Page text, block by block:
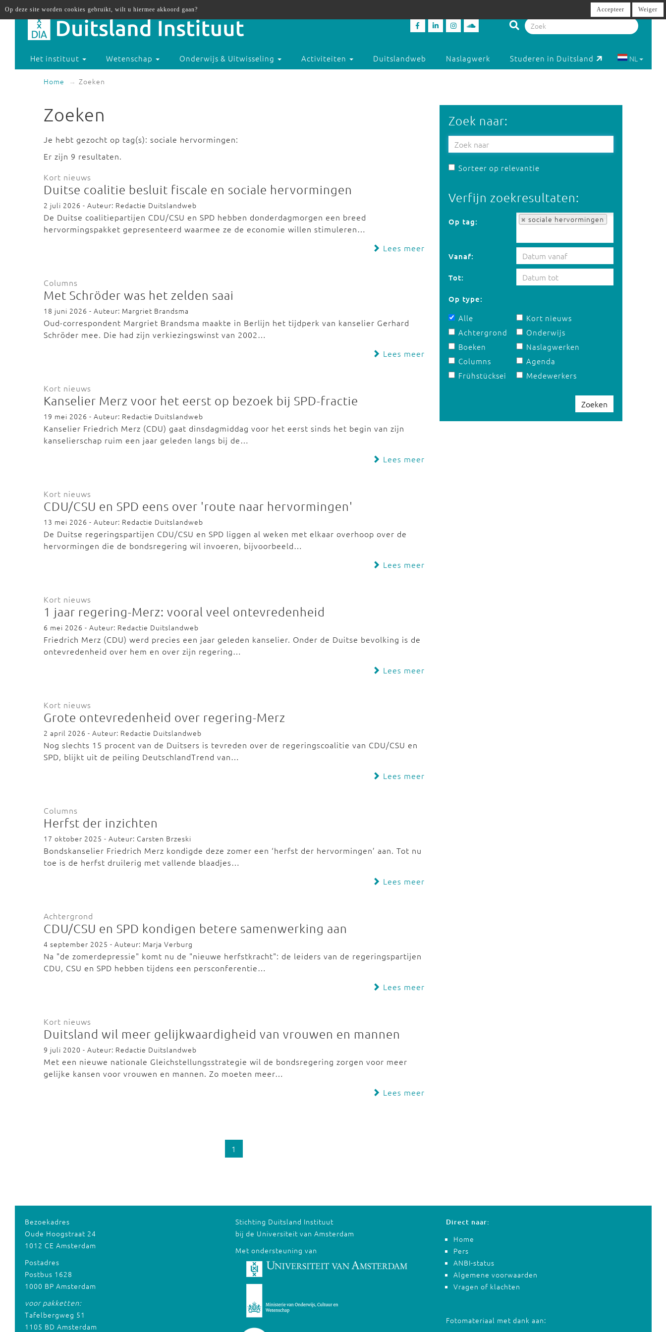
Het instituut Wetenschap Onderwijs & Uitwisseling Activiteiten Duitslandweb Naslagwerk Studeren in Duitsland NL
Home Zoeken
Zoeken
Je hebt gezocht op tag(s): sociale hervormingen:
Er zijn 9 resultaten.
Kort nieuws
Duitse coalitie besluit fiscale en sociale hervormingen
2 juli 2026 - Auteur: Redactie Duitslandweb
De Duitse coalitiepartijen CDU/CSU en SPD hebben donderdagmorgen een breed
hervormingspakket gepresenteerd waarmee ze de economie willen stimuleren…
Lees meer
Columns
Met Schröder was het zelden saai
18 juni 2026 - Auteur: Margriet Brandsma
Oud-correspondent Margriet Brandsma maakte in Berlijn het tijdperk van kanselier Gerhard
Schröder mee. Die had zijn verkiezingswinst van 2002…
Lees meer
Kort nieuws
Kanselier Merz voor het eerst op bezoek bij SPD-fractie
19 mei 2026 - Auteur: Redactie Duitslandweb
Kanselier Friedrich Merz (CDU) gaat dinsdagmiddag voor het eerst sinds het begin van zijn
kanselierschap ruim een jaar geleden langs bij de…
Lees meer
Kort nieuws
CDU/CSU en SPD eens over 'route naar hervormingen'
13 mei 2026 - Auteur: Redactie Duitslandweb
De Duitse regeringspartijen CDU/CSU en SPD liggen al weken met elkaar overhoop over de
hervormingen die de bondsregering wil invoeren, bijvoorbeeld…
Lees meer
Kort nieuws
1 jaar regering-Merz: vooral veel ontevredenheid
6 mei 2026 - Auteur: Redactie Duitslandweb
Friedrich Merz (CDU) werd precies een jaar geleden kanselier. Onder de Duitse bevolking is de
ontevredenheid over hem en over zijn regering…
Lees meer
Kort nieuws
Grote ontevredenheid over regering-Merz
2 april 2026 - Auteur: Redactie Duitslandweb
Nog slechts 15 procent van de Duitsers is tevreden over de regeringscoalitie van CDU/CSU en
SPD, blijkt uit de peiling DeutschlandTrend van…
Lees meer
Columns
Herfst der inzichten
17 oktober 2025 - Auteur: Carsten Brzeski
Bondskanselier Friedrich Merz kondigde deze zomer een ‘herfst der hervormingen’ aan. Tot nu
toe is de herfst druilerig met vallende blaadjes…
Lees meer
Achtergrond
CDU/CSU en SPD kondigen betere samenwerking aan
4 september 2025 - Auteur: Marja Verburg
Na "de zomerdepressie" komt nu de "nieuwe herfstkracht": de leiders van de regeringspartijen
CDU, CSU en SPD hebben tijdens een persconferentie…
Lees meer
Kort nieuws
Duitsland wil meer gelijkwaardigheid van vrouwen en mannen
9 juli 2020 - Auteur: Redactie Duitslandweb
Met een nieuwe nationale Gleichstellungsstrategie wil de bondsregering zorgen voor meer
gelijke kansen voor vrouwen en mannen. Zo moeten meer…
Lees meer
1
Zoek naar:
Sorteer op relevantie
Verfijn zoekresultaten:
Op tag: sociale hervormingen
Op tag:
Vanaf:
Tot:
Op type:
Alle
Achtergrond
Boeken
Columns
Frühstücksei
Kort nieuws
Onderwijs
Naslagwerken
Agenda
Medewerkers
Zoeken
Bezoekadres
Oude Hoogstraat 24
1012 CE Amsterdam
Postadres
Postbus 1628
1000 BP Amsterdam
voor pakketten:
Tafelbergweg 51
1105 BD Amsterdam
Stichting Duitsland Instituut
bij de Universiteit van Amsterdam
Met ondersteuning van
Direct naar:
Home
Pers
ANBI-status
Algemene voorwaarden
Vragen of klachten
Fotomateriaal met dank aan:
Op deze site worden cookies gebruikt, wilt u hiermee akkoord gaan? Accepteer Weiger